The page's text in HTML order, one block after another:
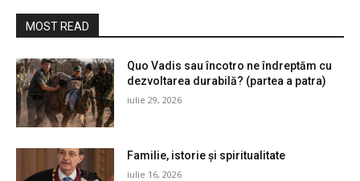
MOST READ
Quo Vadis sau încotro ne îndreptăm cu
dezvoltarea durabilă? (partea a patra)
iulie 29, 2026
Familie, istorie și spiritualitate
iulie 16, 2026